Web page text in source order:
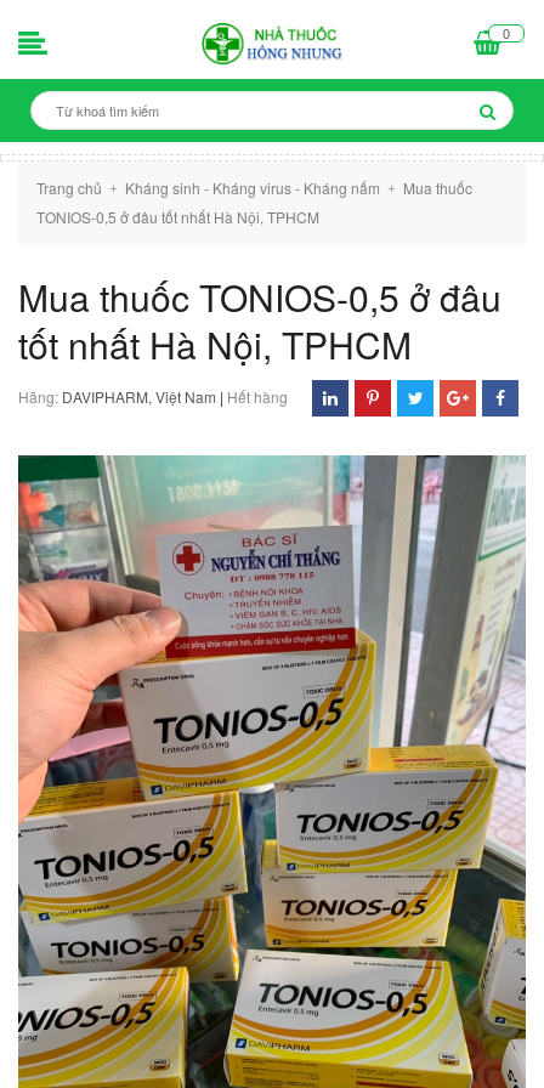
0
Trang chủ + Kháng sinh - Kháng virus - Kháng nấm +
Mua thuốc
TONIOS-0,5 ở đâu tốt nhất Hà Nội, TPHCM
Mua thuốc TONIOS-0,5 ở đâu
tốt nhất Hà Nội, TPHCM
Hãng: DAVIPHARM, Việt Nam | Hết hàng